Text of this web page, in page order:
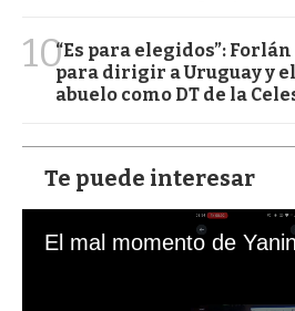
10“Es para elegidos”:
para dirigir a Uruguay y
abuelo como DT de la
Te puede interesar